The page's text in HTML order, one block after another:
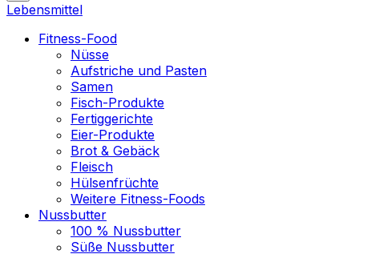
Lebensmittel
Fitness-Food
Nüsse
Aufstriche und Pasten
Samen
Fisch-Produkte
Fertiggerichte
Eier-Produkte
Brot & Gebäck
Fleisch
Hülsenfrüchte
Weitere Fitness-Foods
Nussbutter
100 % Nussbutter
Süße Nussbutter